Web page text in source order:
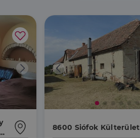
8600 Siófok Külterület